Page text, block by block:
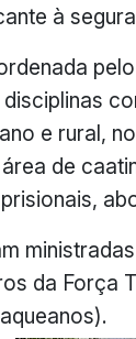
à
e rural,
de
da Força